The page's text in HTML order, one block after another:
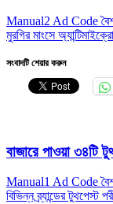
Manual2 Ad Code
মুরগির মাংসে
সংবাদটি শেয়ার করুন
বাজারে পাওয়া ৩৪টি
Manual1 Ad Code
বিভিন্ন ব্র্যান্ডের টুথপেস্ট